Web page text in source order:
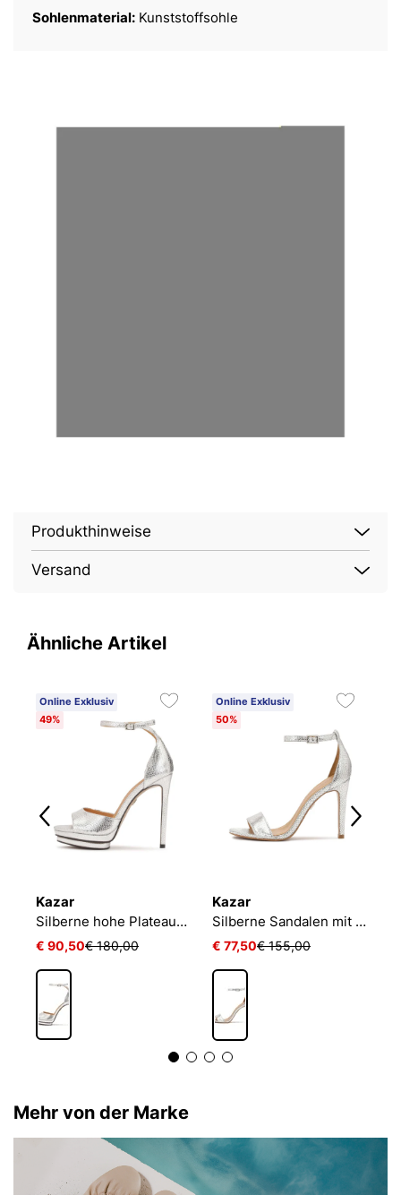
Sohlenmaterial: Kunststoffsohle
Produkthinweise
Versand
Ähnliche Artikel
Online Exklusiv
49%
Kazar
Silberne hohe Plateausandalen
€ 90,50€ 180,00
Online Exklusiv
50%
Kazar
Silberne Sandalen mit geprägtem Muster
€ 77,50€ 155,00
Mehr von der Marke